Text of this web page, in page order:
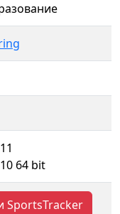
64 bit
SportsTracker